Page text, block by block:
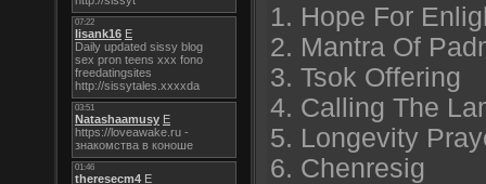
1. Hope For
2. Mantra Of
3. Tsok Offering
4. Calling The
5. Longevity
6. Chenresig